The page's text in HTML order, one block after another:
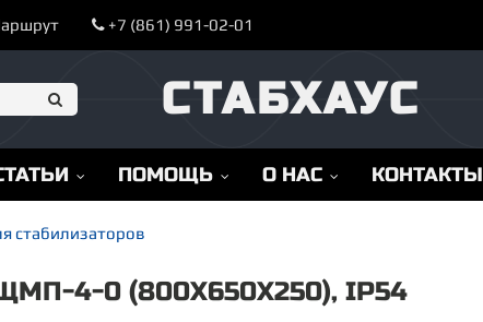
+7 (861) 991-02-01
СТАБХАУС
ПОМОЩЬ О НАС КОНТАКТЫ
стабилизаторов
4-0 (800Х650Х250), IP54